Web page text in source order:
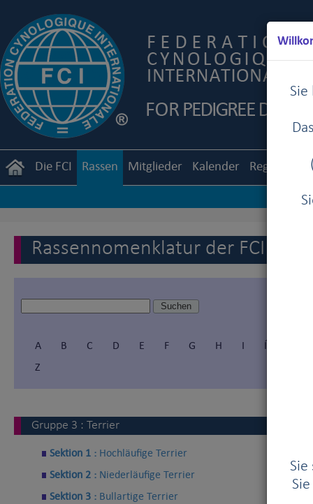
Sie
Sie
Die FCI Rassen Mitglieder Kalender Reglemente
Rassennomenklatur der FCI
A B C D E F G H I Í
Z
Gruppe 3 : Terrier
Sektion 1 : Hochläufige Terrier
Sektion 2 : Niederläufige Terrier
Sektion 3 : Bullartige Terrier